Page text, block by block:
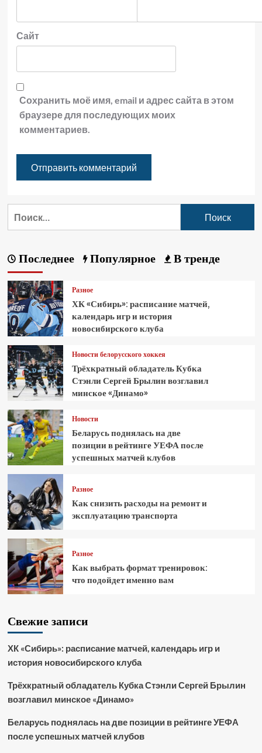
Сайт
Сохранить моё имя, email и адрес сайта в этом
браузере для последующих моих
комментариев.
Последнее Популярное В тренде
Разное
ХК «Сибирь»: расписание матчей,
календарь игр и история
новосибирского клуба
Новости белорусского хоккея
Трёхкратный обладатель Кубка
Стэнли Сергей Брылин возглавил
минское «Динамо»
Новости
Беларусь поднялась на две
позиции в рейтинге УЕФА после
успешных матчей клубов
Разное
Как снизить расходы на ремонт и
эксплуатацию транспорта
Разное
Как выбрать формат тренировок:
что подойдет именно вам
Свежие записи
ХК «Сибирь»: расписание матчей, календарь игр и
история новосибирского клуба
Трёхкратный обладатель Кубка Стэнли Сергей Брылин
возглавил минское «Динамо»
Беларусь поднялась на две позиции в рейтинге УЕФА
после успешных матчей клубов